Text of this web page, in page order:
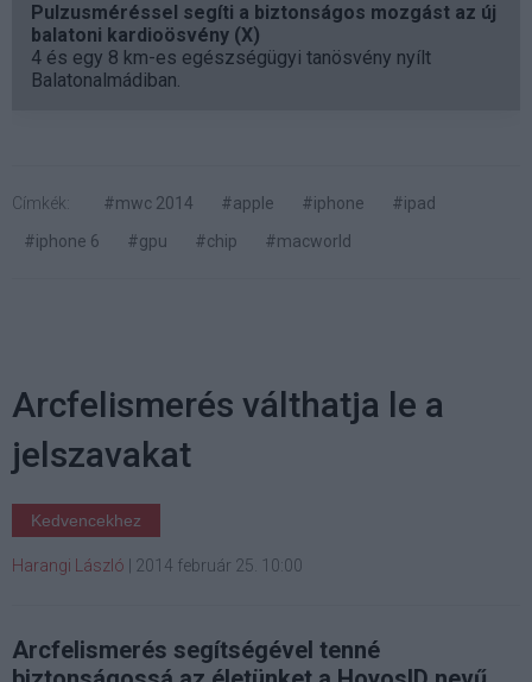
Pulzusméréssel segíti a biztonságos mozgást az új
balatoni kardioösvény (X)
4 és egy 8 km-es egészségügyi tanösvény nyílt
Balatonalmádiban.
Címkék: #mwc 2014 #apple #iphone
#ipad
#iphone 6
#gpu #chip #macworld
Arcfelismerés válthatja le a
jelszavakat
Kedvencekhez
Harangi László 2014 február 25. 10:00
Arcfelismerés segítségével tenné